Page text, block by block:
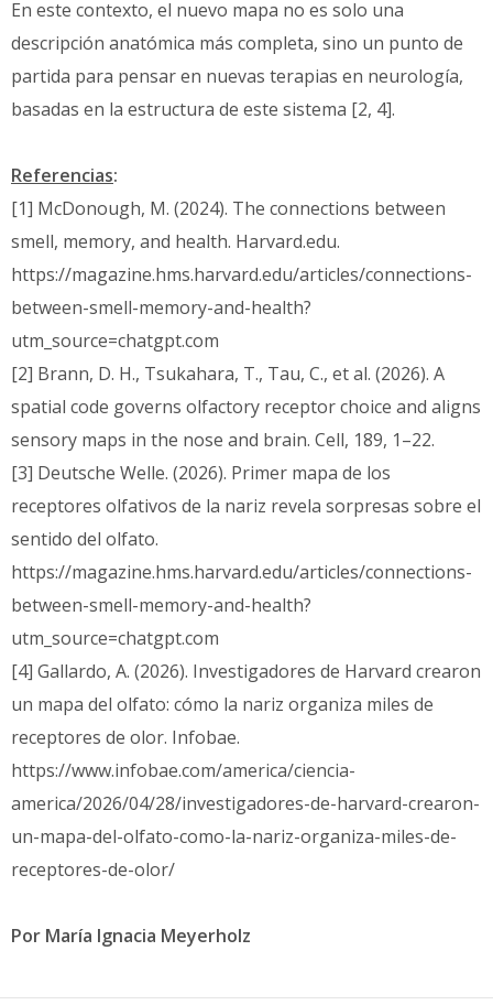
En este contexto, el nuevo mapa no es solo una
descripción anatómica más completa, sino un punto de
partida para pensar en nuevas terapias en neurología,
basadas en la estructura de este sistema [2, 4].
Referencias:
[1] McDonough, M. (2024). The connections between
smell, memory, and health. Harvard.edu.
https://magazine.hms.harvard.edu/articles/connections-
between-smell-memory-and-health?
utm_source=chatgpt.com
[2] Brann, D. H., Tsukahara, T., Tau, C., et al. (2026). A
spatial code governs olfactory receptor choice and aligns
sensory maps in the nose and brain. Cell, 189, 1–22.
[3] Deutsche Welle. (2026). Primer mapa de los
receptores olfativos de la nariz revela sorpresas sobre el
sentido del olfato.
https://magazine.hms.harvard.edu/articles/connections-
between-smell-memory-and-health?
utm_source=chatgpt.com
[4] Gallardo, A. (2026). Investigadores de Harvard crearon
un mapa del olfato: cómo la nariz organiza miles de
receptores de olor. Infobae.
https://www.infobae.com/america/ciencia-
america/2026/04/28/investigadores-de-harvard-crearon-
un-mapa-del-olfato-como-la-nariz-organiza-miles-de-
receptores-de-olor/
Por María Ignacia Meyerholz